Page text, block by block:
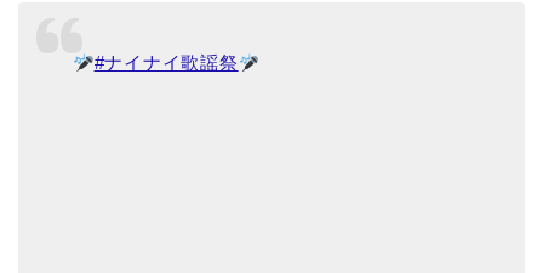
#ナイナイ歌謡祭